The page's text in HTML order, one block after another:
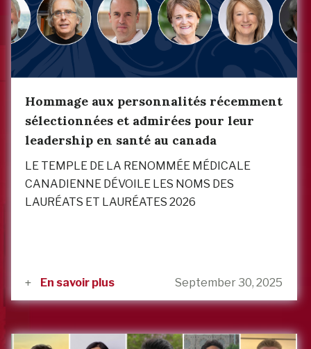
Hommage aux personnalités récemment
sélectionnées et admirées pour leur
leadership en santé au canada
LE TEMPLE DE LA RENOMMÉE MÉDICALE
CANADIENNE DÉVOILE LES NOMS DES
LAURÉATS ET LAURÉATES 2026
En savoir plus September 30, 2025